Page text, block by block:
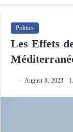
Politics
Les Effets
August 8, 2023